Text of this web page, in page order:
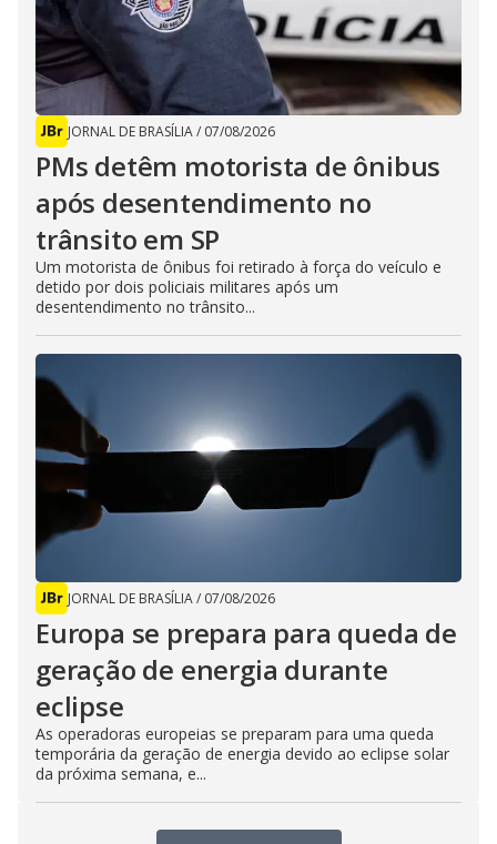
JORNAL DE BRASÍLIA/ 07/08/2026
PMs detêm motorista de ônibus
após desentendimento no
trânsito em SP
Um motorista de ônibus foi retirado à força do veículo e
detido por dois policiais militares após um
desentendimento no trânsito...
JORNAL DE BRASÍLIA/ 07/08/2026
Europa se prepara para queda de
geração de energia durante
eclipse
As operadoras europeias se preparam para uma queda
temporária da geração de energia devido ao eclipse solar
da próxima semana, e...